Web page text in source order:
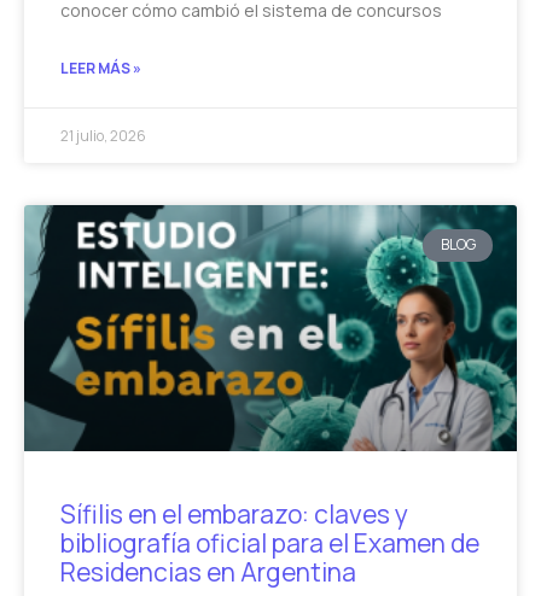
conocer cómo cambió el sistema de concursos
LEER MÁS »
21 julio, 2026
BLOG
Sífilis en el embarazo: claves y
bibliografía oficial para el Examen de
Residencias en Argentina